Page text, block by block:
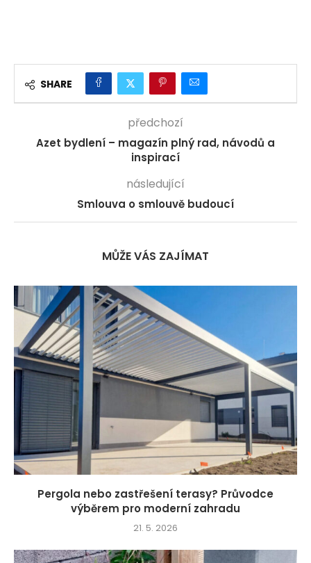
SHARE
předchozí
Azet bydlení – magazín plný rad, návodů a
inspirací
následující
Smlouva o smlouvě budoucí
MŮŽE VÁS ZAJÍMAT
Pergola nebo zastřešení terasy? Průvodce
výběrem pro moderní zahradu
21. 5. 2026